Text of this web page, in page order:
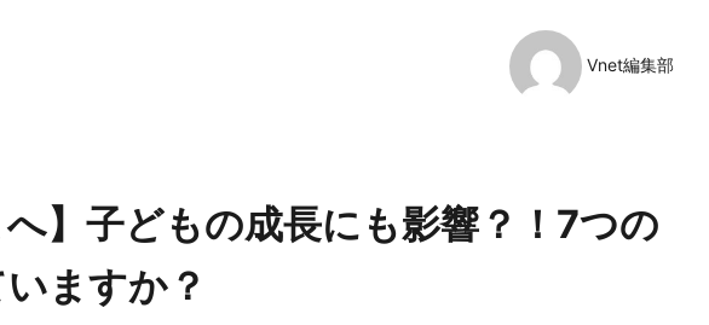
Vnet編集部
へ】子どもの成長にも影響？！7つの
いますか？